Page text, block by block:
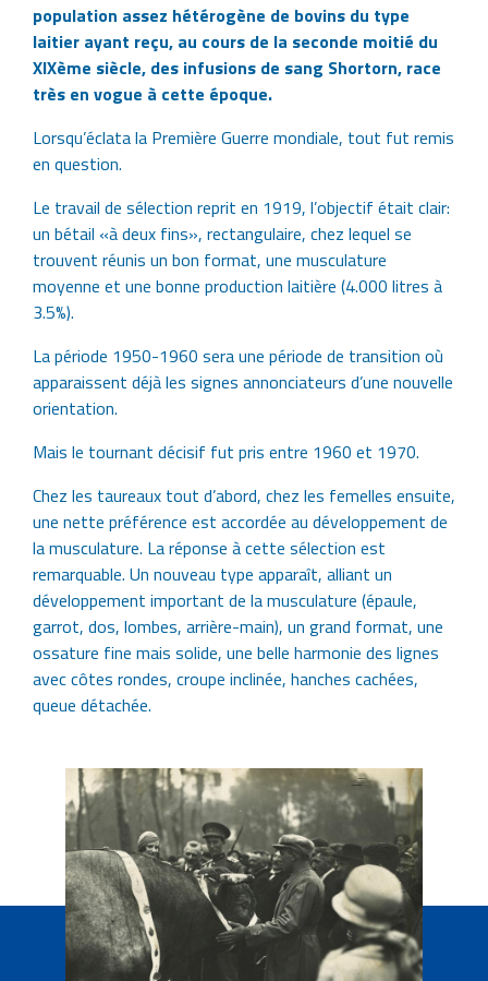
population assez hétérogène de bovins du type
laitier ayant reçu, au cours de la seconde moitié du
XIXème siècle, des infusions de sang Shortorn, race
très en vogue à cette époque.
Lorsqu’éclata la Première Guerre mondiale, tout fut remis
en question.
Le travail de sélection reprit en 1919, l’objectif était clair:
un bétail «à deux fins», rectangulaire, chez lequel se
trouvent réunis un bon format, une musculature
moyenne et une bonne production laitière (4.000 litres à
3.5%).
La période 1950-1960 sera une période de transition où
apparaissent déjà les signes annonciateurs d’une nouvelle
orientation.
Mais le tournant décisif fut pris entre 1960 et 1970.
Chez les taureaux tout d’abord, chez les femelles ensuite,
une nette préférence est accordée au développement de
la musculature. La réponse à cette sélection est
remarquable. Un nouveau type apparaît, alliant un
développement important de la musculature (épaule,
garrot, dos, lombes, arrière-main), un grand format, une
ossature fine mais solide, une belle harmonie des lignes
avec côtes rondes, croupe inclinée, hanches cachées,
queue détachée.